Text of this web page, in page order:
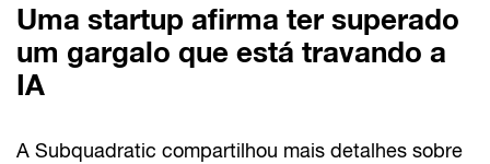
Uma startup afirma ter superado
um gargalo que está travando a
IA
A Subquadratic compartilhou mais detalhes sobre